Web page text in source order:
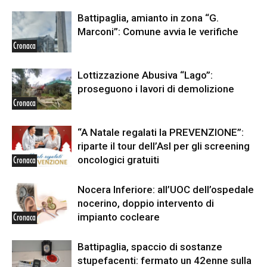
Cronaca
Battipaglia, amianto in zona “G.
Marconi”: Comune avvia le verifiche
Cronaca
Lottizzazione Abusiva “Lago”:
proseguono i lavori di demolizione
Cronaca
“A Natale regalati la PREVENZIONE”:
riparte il tour dell’Asl per gli screening
oncologici gratuiti
Cronaca
Nocera Inferiore: all’UOC dell’ospedale
nocerino, doppio intervento di
impianto cocleare
Battipaglia, spaccio di sostanze
stupefacenti: fermato un 42enne sulla